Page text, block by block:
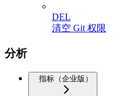
DEL
清空 Git 权限
分析
指标（企业版）